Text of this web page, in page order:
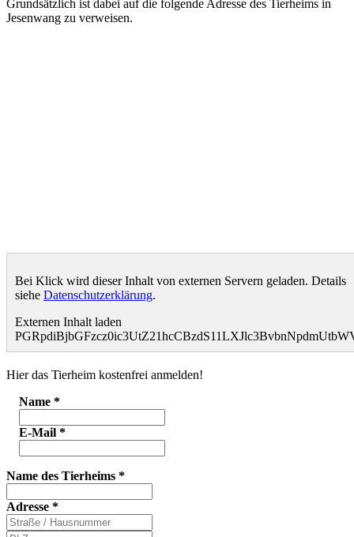
Grundsätzlich ist dabei auf die folgende Adresse des Tierheims in
Jesenwang zu verweisen.
Bei Klick wird dieser Inhalt von externen Servern geladen. Details
siehe Datenschutzerklärung.
Externen Inhalt laden
Hier das Tierheim kostenfrei anmelden!
Name *
E-Mail *
Name des Tierheims *
Adresse *